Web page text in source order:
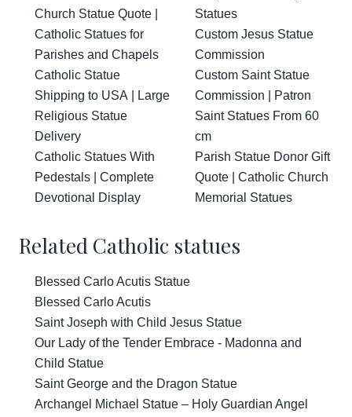
Church Statue Quote |
Catholic Statues for
Parishes and Chapels
Catholic Statue
Shipping to USA | Large
Religious Statue
Delivery
Catholic Statues With
Pedestals | Complete
Devotional Display
Statues
Custom Jesus Statue
Commission
Custom Saint Statue
Commission | Patron
Saint Statues From 60
cm
Parish Statue Donor Gift
Quote | Catholic Church
Memorial Statues
Related Catholic statues
Blessed Carlo Acutis Statue
Blessed Carlo Acutis
Saint Joseph with Child Jesus Statue
Our Lady of the Tender Embrace - Madonna and
Child Statue
Saint George and the Dragon Statue
Archangel Michael Statue – Holy Guardian Angel